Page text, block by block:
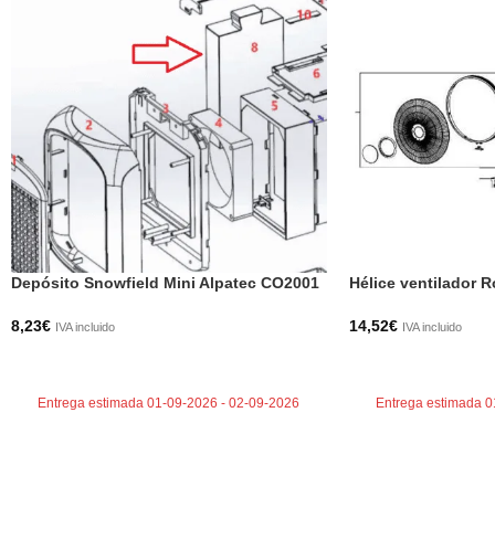
Depósito Snowfield Mini Alpatec CO2001
8,23€ IVA incluido
Entrega estimada 01-09-2026 - 02-09-2026
Hélice ventilador
14,52€ IVA incluido
Entrega estimada